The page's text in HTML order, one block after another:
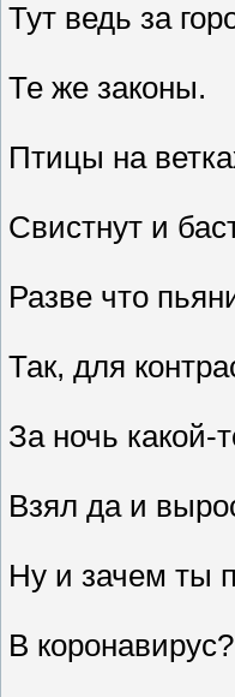
Тут ведь за
Те же законы.
Птицы на
Свистнут и
Разве что
Так, для
За ночь какой-
Взял да и
Ну и зачем ты
В коронавирус?